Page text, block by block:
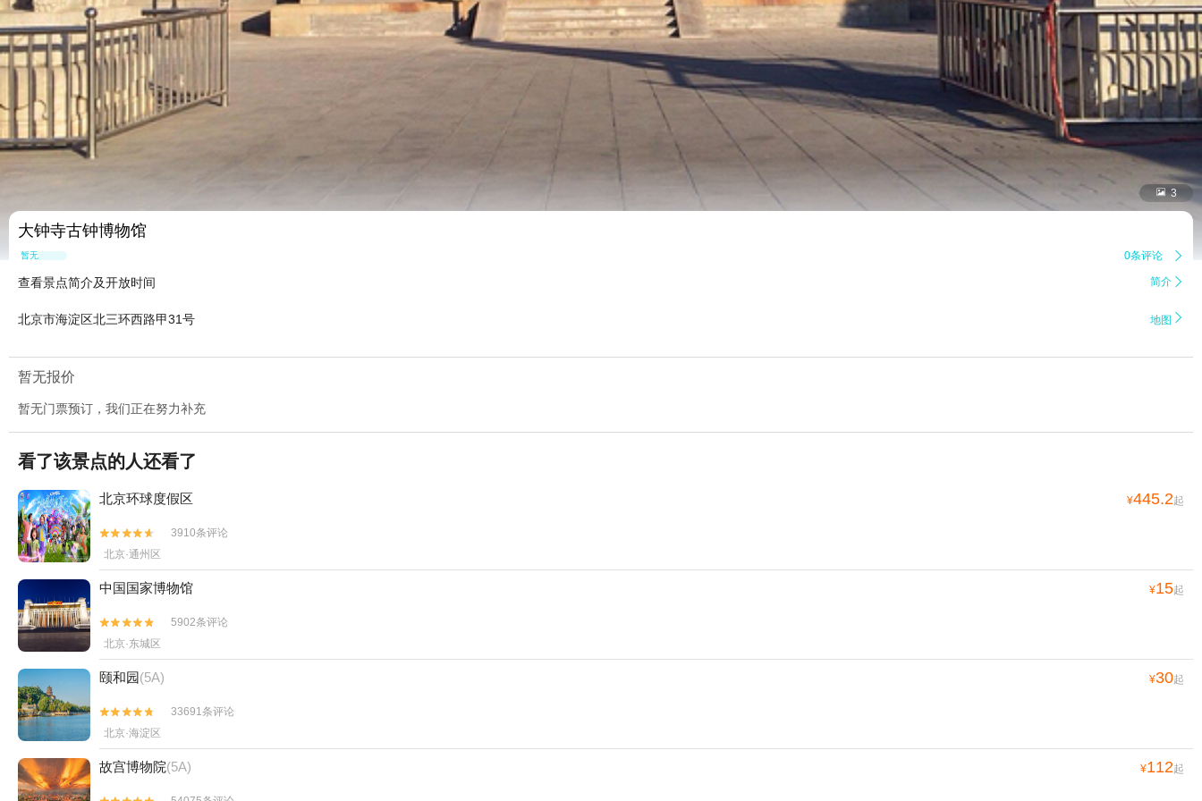
 3
大钟寺古钟博物馆
暂无点评 0条评论 
查看景点简介及开放时间 简介 
北京市海淀区北三环西路甲31号 地图 
暂无报价
暂无门票预订，我们正在努力补充
看了该景点的人还看了
北京环球度假区 ¥445.2起


3910条评论
北京·通州区
中国国家博物馆 ¥15起


5902条评论
北京·东城区
颐和园(5A) ¥30起


33691条评论
北京·海淀区
故宫博物院(5A) ¥112起